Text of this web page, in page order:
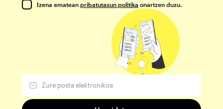
Izena ematean pribatutasun politika onartzen duzu.